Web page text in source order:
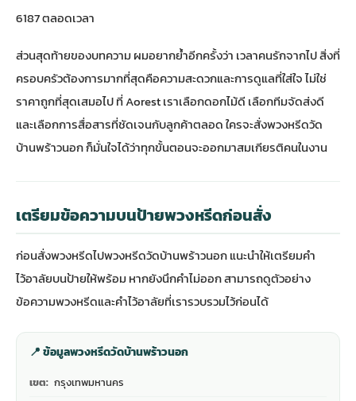
6187 ตลอดเวลา
ส่วนสุดท้ายของบทความ ผมอยากย้ำอีกครั้งว่า เวลาคนรักจากไป สิ่งที่
ครอบครัวต้องการมากที่สุดคือความสะดวกและการดูแลที่ใส่ใจ ไม่ใช่
ราคาถูกที่สุดเสมอไป ที่ Aorest เราเลือกดอกไม้ดี เลือกทีมจัดส่งดี
และเลือกการสื่อสารที่ชัดเจนกับลูกค้าตลอด ใครจะสั่งพวงหรีดวัด
บ้านพร้าวนอก ก็มั่นใจได้ว่าทุกขั้นตอนจะออกมาสมเกียรติคนในงาน
เตรียมข้อความบนป้ายพวงหรีดก่อนสั่ง
ก่อนสั่งพวงหรีดไปพวงหรีดวัดบ้านพร้าวนอก แนะนำให้เตรียมคำ
ไว้อาลัยบนป้ายให้พร้อม หากยังนึกคำไม่ออก สามารถดูตัวอย่าง
ข้อความพวงหรีดและคำไว้อาลัยที่เรารวบรวมไว้ก่อนได้
📍 ข้อมูลพวงหรีดวัดบ้านพร้าวนอก
เขต: กรุงเทพมหานคร